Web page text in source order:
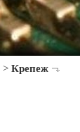
> Крепеж